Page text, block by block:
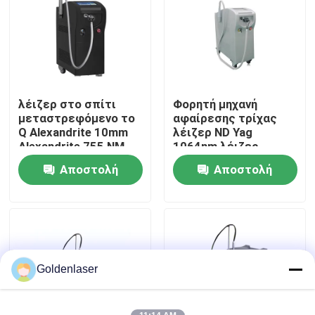
Εμφάνιση VR
Γύρος εργοστασίων
Ποιοτικός έλεγχος
Ειδήσεις
Ζητήστε ένα απόσπασμα
λέιζερ στο σπίτι
μεταστρεφόμενο το
Q Alexandrite 10mm
Alexandrite 755 NM
μακριά μηχανή λέιζερ
σφυγμούΑποστολή
Φορητή μηχανή
αφαίρεσης τρίχας
λέιζερ ND Yag
1064nm λέιζερ
755nm Alexandrite και
διόδων Αποστολή
Goldenlaser